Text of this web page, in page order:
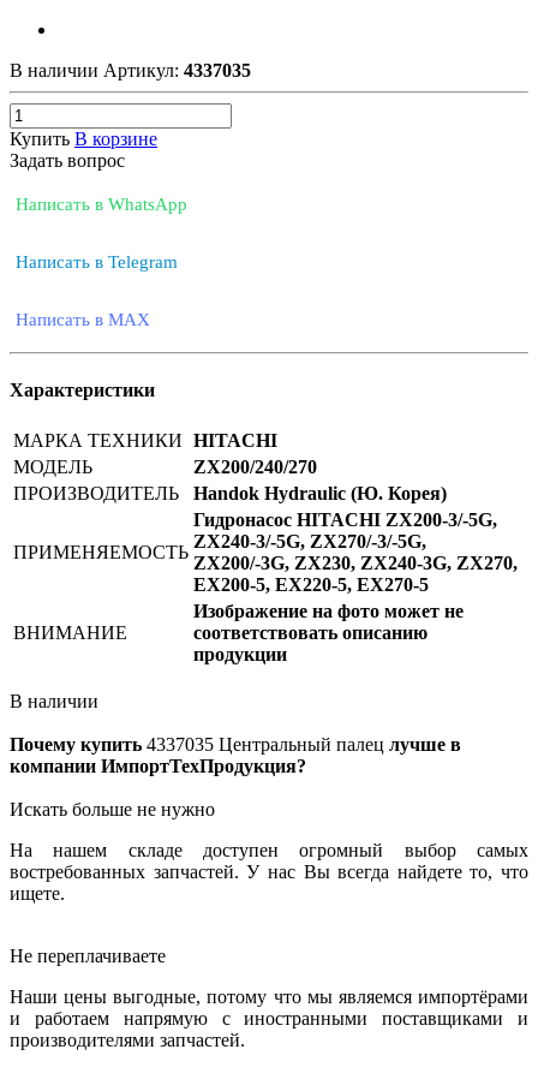
В наличии Артикул: 4337035
Купить В корзине
Задать вопрос
Написать в WhatsApp
Написать в Telegram
Написать в MAX
Характеристики
МАРКА ТЕХНИКИ HITACHI
МОДЕЛЬ
ZX200/240/270
ПРОИЗВОДИТЕЛЬ
Handok Hydraulic (Ю. Корея)
ПРИМЕНЯЕМОСТЬ
Гидронасос HITACHI ZX200-3/-5G,
ZX240-3/-5G, ZX270/-3/-5G,
ZX200/-3G, ZX230, ZX240-3G, ZX270,
EX200-5, EX220-5, EX270-5
ВНИМАНИЕ
Изображение на фото может не
соответствовать описанию
продукции
В наличии
Почему купить 4337035 Центральный палец лучше в
компании ИмпортТехПродукция?
Искать больше не нужно
На нашем складе доступен огромный выбор самых
востребованных запчастей. У нас Вы всегда найдете то, что
ищете.
Не переплачиваете
Наши цены выгодные, потому что мы являемся импортёрами
и работаем напрямую с иностранными поставщиками и
производителями запчастей.